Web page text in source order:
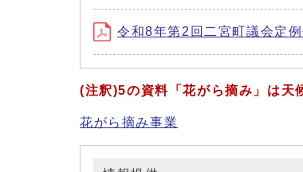
令和8年第2回二宮町議会定
(注釈)5の資料「花がら摘み」は天
花がら摘み事業